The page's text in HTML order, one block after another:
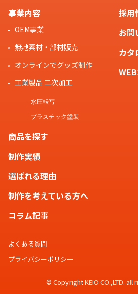
事業内容
OEM事業
無地素材・部材販売
オンラインでグッズ制作
工業製品 二次加工
水圧転写
プラスチック塗装
商品を探す
制作実績
選ばれる理由
制作を考えている方へ
コラム記事
採用
お問
カタ
よくある質問
プライバシーポリシー
© Copyright KEIO CO.,LTD. all